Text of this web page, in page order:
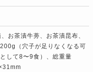
お茶漬牛蒡、お茶漬昆布、
（穴子が足りなくなる可
して8〜9食）、総重量